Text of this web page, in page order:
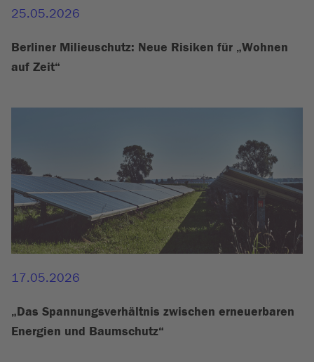
25.05.2026
Berliner Milieuschutz: Neue Risiken für „Wohnen
auf Zeit“
17.05.2026
„Das Spannungsverhältnis zwischen erneuerbaren
Energien und Baumschutz“